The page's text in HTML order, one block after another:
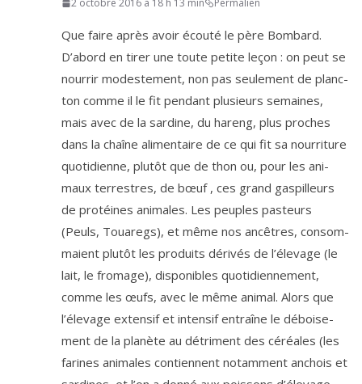
2 octobre 2016 à 18 h 13 min Permalien
Que faire après avoir écou­té le père Bombard.
D’abord en tirer une toute petite leçon : on peut se
nour­rir modes­te­ment, non pas seule­ment de planc­
ton comme il le fit pen­dant plu­sieurs semaines,
mais avec de la sar­dine, du hareng, plus proches
dans la chaîne ali­men­taire de ce qui fit sa nour­ri­ture
quo­ti­dienne, plu­tôt que de thon ou, pour les ani­
maux ter­restres, de bœuf , ces grand gas­pilleurs
de pro­téines ani­males. Les peuples pas­teurs
(Peuls, Touaregs), et même nos ancêtres, consom­
maient plu­tôt les pro­duits déri­vés de l’é­le­vage (le
lait, le fro­mage), dis­po­nibles quo­ti­dien­ne­ment,
comme les œufs, avec le même ani­mal. Alors que
l’é­le­vage exten­sif et inten­sif entraîne le déboi­se­
ment de la pla­nète au détri­ment des céréales (les
farines ani­males contiennent notam­ment anchois et